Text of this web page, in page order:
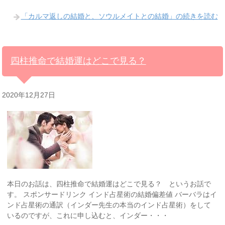
「カルマ返しの結婚と、ソウルメイトとの結婚」の続きを読む
四柱推命で結婚運はどこで見る？
2020年12月27日
本日のお話は、四柱推命で結婚運はどこで見る？ というお話で
す。 スポンサードリンク インド占星術の結婚偏差値 バーバラはイ
ンド占星術の通訳（インダー先生の本当のインド占星術）をして
いるのですが、これに申し込むと、インダー・・・